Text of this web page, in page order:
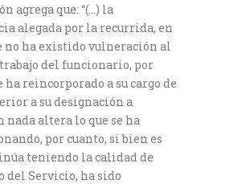
agrega que: “(…) la
alegada por la recurrida, en
no ha existido vulneración al
del funcionario, por
ha reincorporado a su cargo de
a su designación a
nada altera lo que se ha
por cuanto, si bien es
teniendo la calidad de
del Servicio, ha sido